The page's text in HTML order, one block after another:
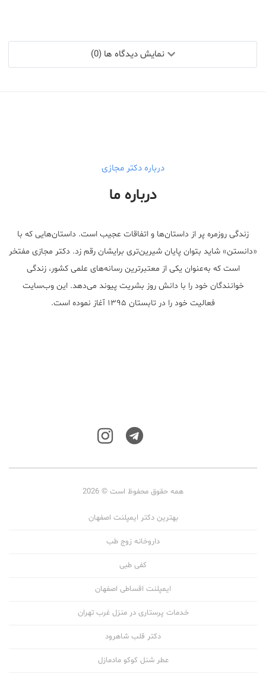
نمایش دیدگاه ها (0)
درباره دکتر مجازی
درباره ما
زندگی روزمره پر از داستان‌ها و اتفاقات عجیب است. داستان‌هایی که با
«دانستن» شاید بتوان پایان شیرین‌تری برایشان رقم زد. دکتر مجازی مفتخر
است که به‌عنوان یکی از معتبر‌ترین رسانه‌های علمی کشور، زندگی
خوانندگان خود را با دانش روز بشریت پیوند می‌دهد. این وب‌سایت
فعالیت خود را در تابستان ۱۳۹۵ آغاز نموده است.
همه حقوق محفوظ است © 2026
بهترین دکتر ایمپلنت اصفهان
داروخانه زوج طب
کفی طبی
ایمپلنت اقساطی اصفهان
خدمات پرستاری در منزل غرب تهران
دکتر قلب شاهرود
عطر شنل کوکو مادمازل